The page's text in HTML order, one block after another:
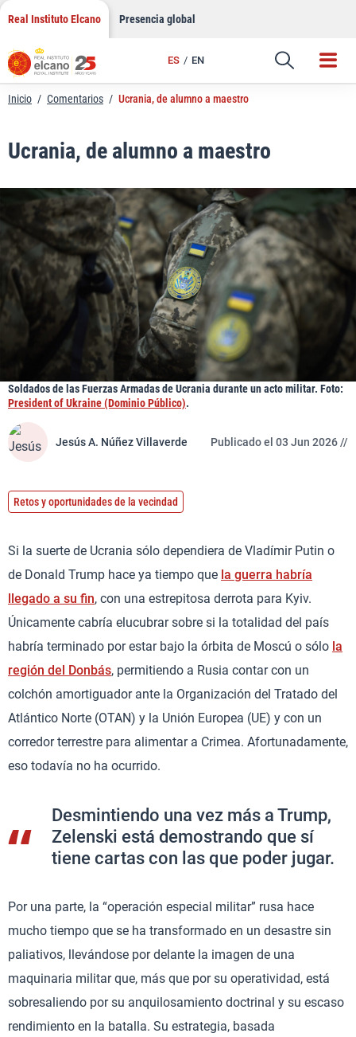
Saltar
contenido
Real Instituto Elcano Presencia global
ES EN
Enlace
Inicio / Comentarios / Ucrania, de alumno a maestro
Ucrania, de alumno a maestro
Soldados de las Fuerzas Armadas de Ucrania durante un acto militar. Foto:
President of Ukraine (Dominio Público).
Jesús A. Núñez Villaverde Publicado el 03 Jun 2026 //
Retos y oportunidades de la vecindad
Si la suerte de Ucrania sólo dependiera de Vladímir Putin o
de Donald Trump hace ya tiempo que la guerra habría
llegado a su fin, con una estrepitosa derrota para Kyiv.
Únicamente cabría elucubrar sobre si la totalidad del país
habría terminado por estar bajo la órbita de Moscú o sólo la
región del Donbás, permitiendo a Rusia contar con un
colchón amortiguador ante la Organización del Tratado del
Atlántico Norte (OTAN) y la Unión Europea (UE) y con un
corredor terrestre para alimentar a Crimea. Afortunadamente,
eso todavía no ha ocurrido.
Desmintiendo una vez más a Trump,
Zelenski está demostrando que sí
tiene cartas con las que poder jugar.
Por una parte, la “operación especial militar” rusa hace
mucho tiempo que se ha transformado en un desastre sin
paliativos, llevándose por delante la imagen de una
maquinaria militar que, más que por su operatividad, está
sobresaliendo por su anquilosamiento doctrinal y su escaso
rendimiento en la batalla. Su estrategia, basada